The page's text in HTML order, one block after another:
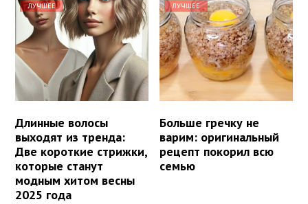
ЛУЧШЕЕ
Длинные волосы
выходят из тренда:
Две короткие стрижки,
которые станут
модным хитом весны
2025 года
ЛУЧШЕЕ
Больше гречку не
варим: оригинальный
рецепт покорил всю
семью